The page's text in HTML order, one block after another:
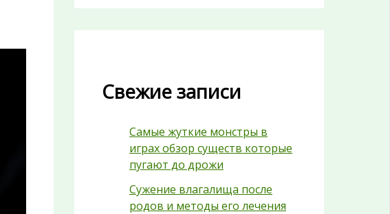
Свежие записи
Самые жуткие монстры в
играх обзор существ которые
пугают до дрожи
Сужение влагалища после
родов и методы его лечения